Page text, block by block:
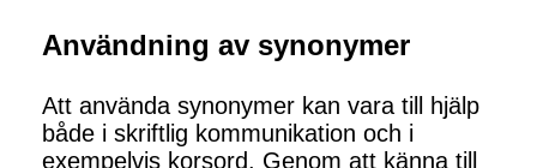
Användning av synonymer
Att använda synonymer kan vara till hjälp
både i skriftlig kommunikation och i
exempelvis korsord. Genom att känna till